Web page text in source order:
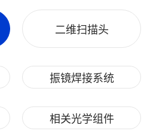
二维扫描头
振镜焊接系统
相关光学组件